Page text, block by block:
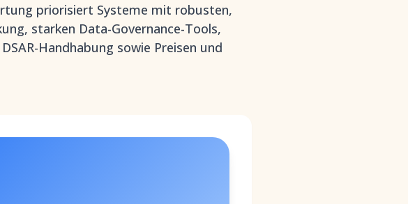
priorisiert Systeme mit robusten,
starken Data-Governance-Tools,
Handhabung sowie Preisen und